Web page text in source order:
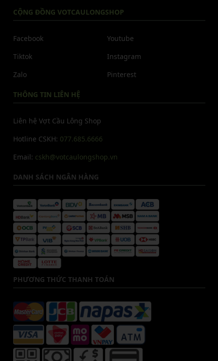
CỘNG ĐỒNG VOTCAULONGSHOP
Facebook
Tiktok
Zalo
Youtube
Instagram
Pinterest
THÔNG TIN LIÊN HỆ
Liên hệ Vợt Cầu Lông Shop
Hotline CSKH: 077.685.6666
Email: cskh@votcaulongshop.vn
DANH SÁCH NGÂN HÀNG
PHƯƠNG THỨC THANH TOÁN